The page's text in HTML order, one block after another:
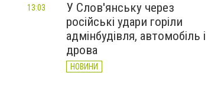
У Слов'янську через
російські удари горіли
адмінбудівля, автомобіль і
дрова
НОВИНИ
13:03